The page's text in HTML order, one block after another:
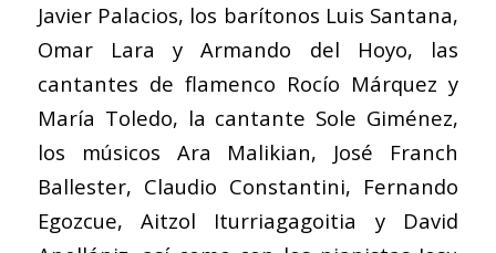
Javier Palacios, los barítonos Luis Santana,
Omar Lara y Armando del Hoyo, las
cantantes de flamenco Rocío Márquez y
María Toledo, la cantante Sole Giménez,
los músicos Ara Malikian, José Franch
Ballester, Claudio Constantini, Fernando
Egozcue, Aitzol Iturriagagoitia y David